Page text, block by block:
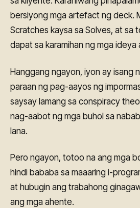
bersiyong mga artefact ng deck.
Scratches kaysa sa Solves, at sa
dapat sa karamihan ng mga ideya
Hanggang ngayon, iyon ay isang
paraan ng pag-aayos ng
saysay lamang sa conspiracy
nag-aabot ng mga buhol sa
lana.
Pero ngayon, totoo na ang mga
hindi bababa sa maaaring i-
at hubugin ang trabahong
ang mga ahente.